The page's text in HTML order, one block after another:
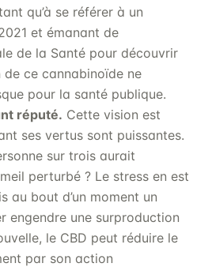
qu’à se référer à un
et émanant de
de la Santé pour découvrir
ce cannabinoïde ne
pour la santé publique.
réputé. Cette vision est
ses vertus sont puissantes.
sur trois aurait
perturbé ? Le stress en est
au bout d’un moment un
engendre une surproduction
le CBD peut réduire le
par son action